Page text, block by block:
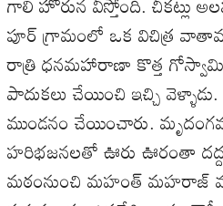
పూర్ గ్రామంలో ఒక విచిత్ర
రాత్రి ధనమహారాణా కొత్త
పాదుకలు చేయించి ఇచ్చి వెళ్ళాడు.
ముండనం చేయించారు.
హరిభజనలతో ఊరు ఊరంతా
మఠంనుంచి మహంత్ మహరాజ్